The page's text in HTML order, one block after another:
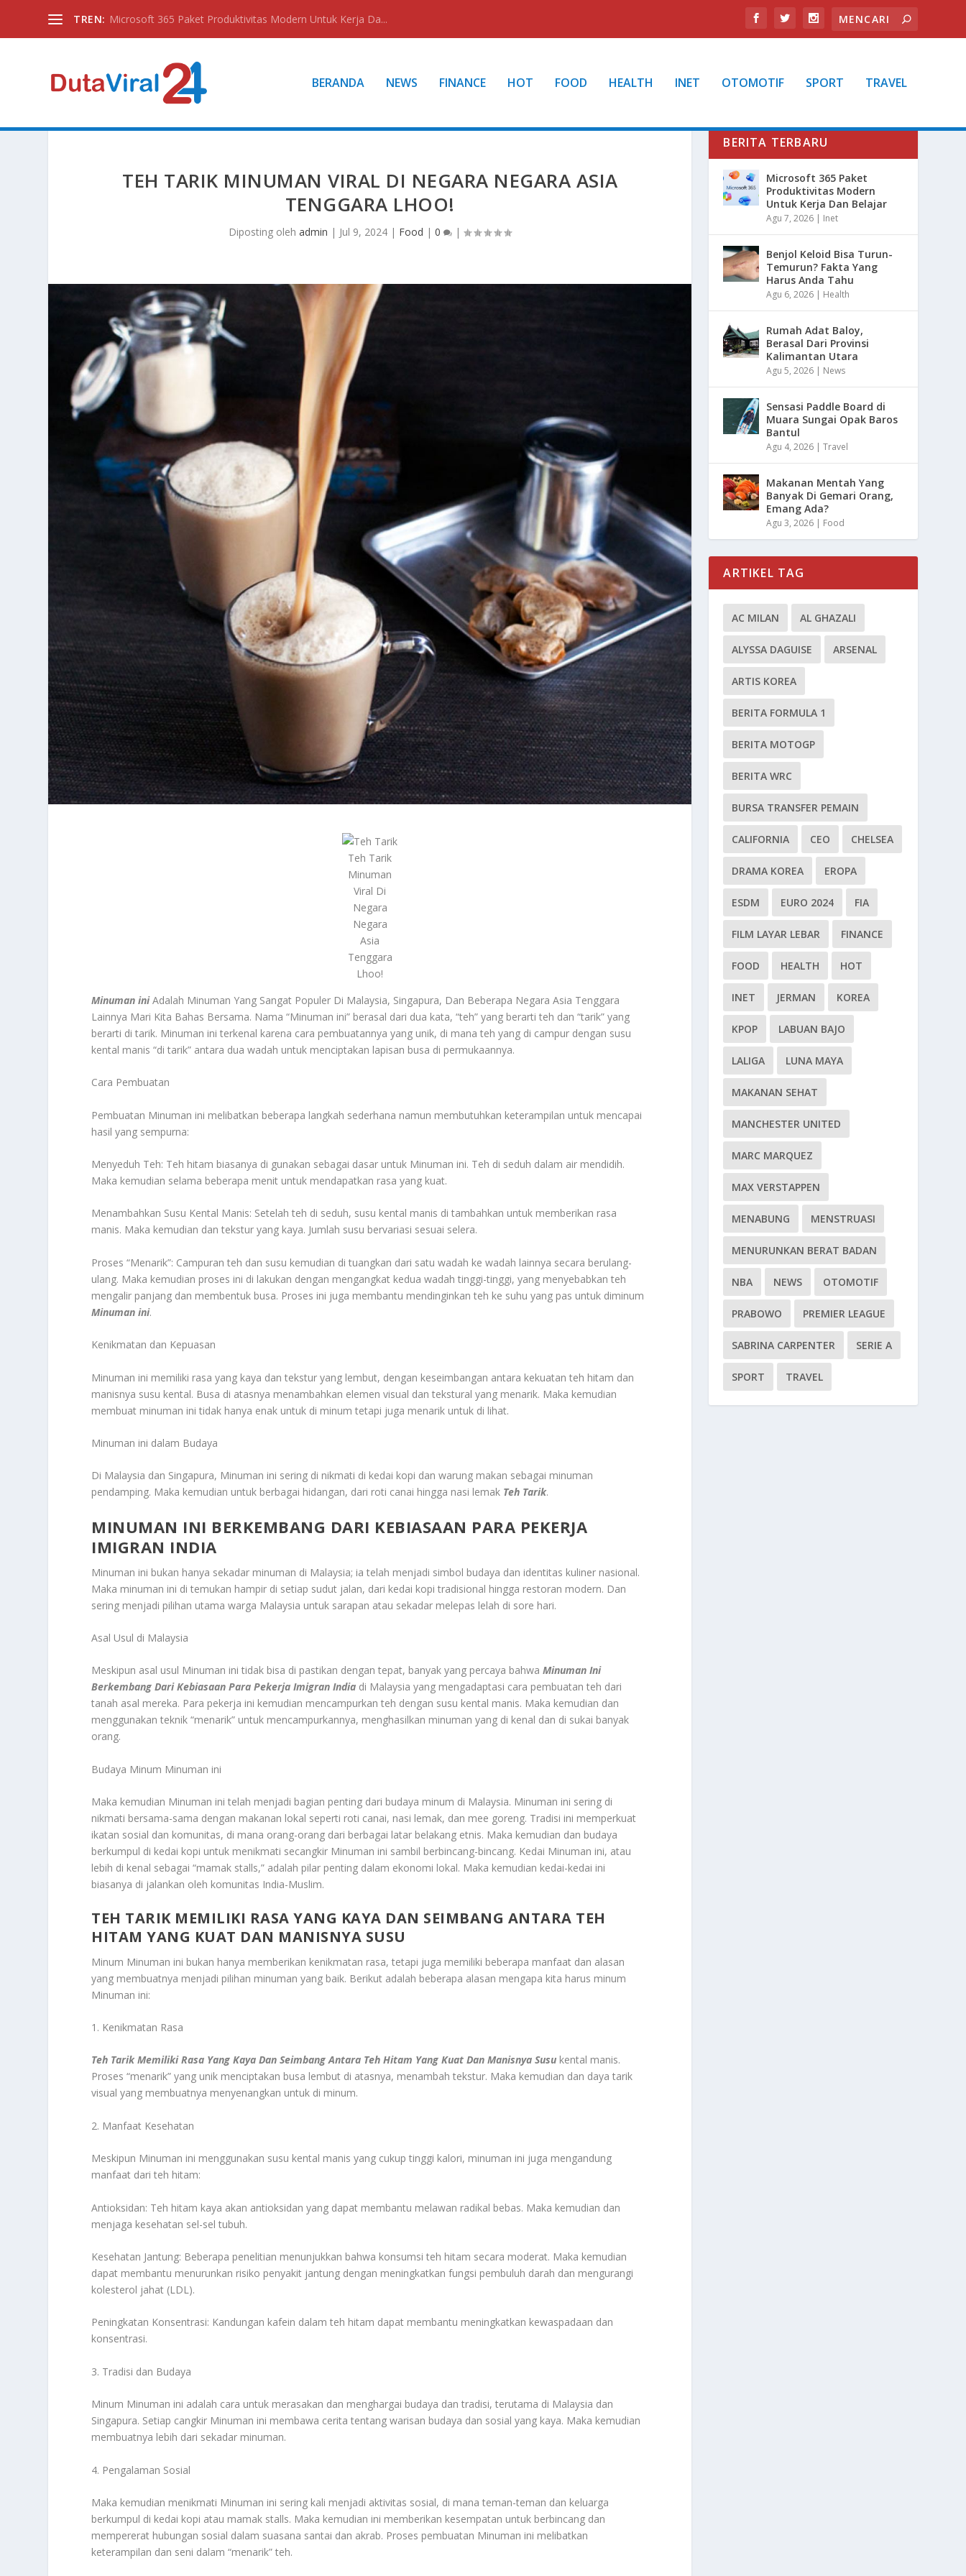
TREN: Microsoft 365 Paket Produktivitas Modern Untuk Kerja Da...
BERANDA NEWS FINANCE HOT FOOD HEALTH INET OTOMOTIF SPORT TRAVEL
TEH TARIK MINUMAN VIRAL DI NEGARA NEGARA ASIA
TENGGARA LHOO!
Diposting olehadmin | Jul 9, 2024 | Food |0 |
Teh Tarik
Minuman
Viral Di
Negara
Negara
Asia
Tenggara
Lhoo!
Minuman iniAdalah Minuman Yang Sangat Populer Di Malaysia, Singapura, Dan Beberapa Negara Asia Tenggara
Lainnya Mari Kita Bahas Bersama. Nama “Minuman ini” berasal dari dua kata, “teh” yang berarti teh dan “tarik” yang
berarti di tarik. Minuman ini terkenal karena cara pembuatannya yang unik, di mana teh yang di campur dengan susu
kental manis “di tarik” antara dua wadah untuk menciptakan lapisan busa di permukaannya.
Cara Pembuatan
Pembuatan Minuman ini melibatkan beberapa langkah sederhana namun membutuhkan keterampilan untuk mencapai
hasil yang sempurna:
Menyeduh Teh: Teh hitam biasanya di gunakan sebagai dasar untuk Minuman ini. Teh di seduh dalam air mendidih.
Maka kemudian selama beberapa menit untuk mendapatkan rasa yang kuat.
Menambahkan Susu Kental Manis: Setelah teh di seduh, susu kental manis di tambahkan untuk memberikan rasa
manis. Maka kemudian dan tekstur yang kaya. Jumlah susu bervariasi sesuai selera.
Proses “Menarik”: Campuran teh dan susu kemudian di tuangkan dari satu wadah ke wadah lainnya secara berulang-
ulang. Maka kemudian proses ini di lakukan dengan mengangkat kedua wadah tinggi-tinggi, yang menyebabkan teh
mengalir panjang dan membentuk busa. Proses ini juga membantu mendinginkan teh ke suhu yang pas untuk diminum
Minuman ini.
Kenikmatan dan Kepuasan
Minuman ini memiliki rasa yang kaya dan tekstur yang lembut, dengan keseimbangan antara kekuatan teh hitam dan
manisnya susu kental. Busa di atasnya menambahkan elemen visual dan tekstural yang menarik. Maka kemudian
membuat minuman ini tidak hanya enak untuk di minum tetapi juga menarik untuk di lihat.
Minuman ini dalam Budaya
Di Malaysia dan Singapura, Minuman ini sering di nikmati di kedai kopi dan warung makan sebagai minuman
pendamping. Maka kemudian untuk berbagai hidangan, dari roti canai hingga nasi lemak Teh Tarik.
MINUMAN INI BERKEMBANG DARI KEBIASAAN PARA PEKERJA
IMIGRAN INDIA
Minuman ini bukan hanya sekadar minuman di Malaysia; ia telah menjadi simbol budaya dan identitas kuliner nasional.
Maka minuman ini di temukan hampir di setiap sudut jalan, dari kedai kopi tradisional hingga restoran modern. Dan
sering menjadi pilihan utama warga Malaysia untuk sarapan atau sekadar melepas lelah di sore hari.
Asal Usul di Malaysia
Meskipun asal usul Minuman ini tidak bisa di pastikan dengan tepat, banyak yang percaya bahwaMinuman Ini
Berkembang Dari Kebiasaan Para Pekerja Imigran India di Malaysia yang mengadaptasi cara pembuatan teh dari
tanah asal mereka. Para pekerja ini kemudian mencampurkan teh dengan susu kental manis. Maka kemudian dan
menggunakan teknik “menarik” untuk mencampurkannya, menghasilkan minuman yang di kenal dan di sukai banyak
orang.
Budaya Minum Minuman ini
Maka kemudian Minuman ini telah menjadi bagian penting dari budaya minum di Malaysia. Minuman ini sering di
nikmati bersama-sama dengan makanan lokal seperti roti canai, nasi lemak, dan mee goreng. Tradisi ini memperkuat
ikatan sosial dan komunitas, di mana orang-orang dari berbagai latar belakang etnis. Maka kemudian dan budaya
berkumpul di kedai kopi untuk menikmati secangkir Minuman ini sambil berbincang-bincang. Kedai Minuman ini, atau
lebih di kenal sebagai “mamak stalls,” adalah pilar penting dalam ekonomi lokal. Maka kemudian kedai-kedai ini
biasanya di jalankan oleh komunitas India-Muslim.
TEH TARIK MEMILIKI RASA YANG KAYA DAN SEIMBANG ANTARA TEH
HITAM YANG KUAT DAN MANISNYA SUSU
Minum Minuman ini bukan hanya memberikan kenikmatan rasa, tetapi juga memiliki beberapa manfaat dan alasan
yang membuatnya menjadi pilihan minuman yang baik. Berikut adalah beberapa alasan mengapa kita harus minum
Minuman ini:
1. Kenikmatan Rasa
Teh Tarik Memiliki Rasa Yang Kaya Dan Seimbang Antara Teh Hitam Yang Kuat Dan Manisnya Susu kental manis.
Proses “menarik” yang unik menciptakan busa lembut di atasnya, menambah tekstur. Maka kemudian dan daya tarik
visual yang membuatnya menyenangkan untuk di minum.
2. Manfaat Kesehatan
Meskipun Minuman ini menggunakan susu kental manis yang cukup tinggi kalori, minuman ini juga mengandung
manfaat dari teh hitam:
Antioksidan: Teh hitam kaya akan antioksidan yang dapat membantu melawan radikal bebas. Maka kemudian dan
menjaga kesehatan sel-sel tubuh.
Kesehatan Jantung: Beberapa penelitian menunjukkan bahwa konsumsi teh hitam secara moderat. Maka kemudian
dapat membantu menurunkan risiko penyakit jantung dengan meningkatkan fungsi pembuluh darah dan mengurangi
kolesterol jahat (LDL).
Peningkatan Konsentrasi: Kandungan kafein dalam teh hitam dapat membantu meningkatkan kewaspadaan dan
konsentrasi.
3. Tradisi dan Budaya
Minum Minuman ini adalah cara untuk merasakan dan menghargai budaya dan tradisi, terutama di Malaysia dan
Singapura. Setiap cangkir Minuman ini membawa cerita tentang warisan budaya dan sosial yang kaya. Maka kemudian
membuatnya lebih dari sekadar minuman.
4. Pengalaman Sosial
Maka kemudian menikmati Minuman ini sering kali menjadi aktivitas sosial, di mana teman-teman dan keluarga
berkumpul di kedai kopi atau mamak stalls. Maka kemudian ini memberikan kesempatan untuk berbincang dan
mempererat hubungan sosial dalam suasana santai dan akrab. Proses pembuatan Minuman ini melibatkan
keterampilan dan seni dalam “menarik” teh.
BERITA TERBARU
Microsoft 365 Paket
Produktivitas Modern
Untuk Kerja Dan Belajar
Agu 7, 2026 | Inet
Benjol Keloid Bisa Turun-
Temurun? Fakta Yang
Harus Anda Tahu
Agu 6, 2026 | Health
Rumah Adat Baloy,
Berasal Dari Provinsi
Kalimantan Utara
Agu 5, 2026 | News
Sensasi Paddle Board di
Muara Sungai Opak Baros
Bantul
Agu 4, 2026 |Travel
Makanan Mentah Yang
Banyak Di Gemari Orang,
Emang Ada?
Agu 3, 2026 | Food
ARTIKEL TAG
AC MILAN AL GHAZALI
ALYSSA DAGUISE ARSENAL
ARTIS KOREA
BERITA FORMULA 1
BERITA MOTOGP
BERITA WRC
BURSA TRANSFER PEMAIN
CALIFORNIA CEO CHELSEA
DRAMA KOREA EROPA
ESDM EURO 2024 FIA
FILM LAYAR LEBAR FINANCE
FOOD HEALTH HOT
INET JERMAN KOREA
KPOP LABUAN BAJO
LALIGA LUNA MAYA
MAKANAN SEHAT
MANCHESTER UNITED
MARC MARQUEZ
MAX VERSTAPPEN
MENABUNG MENSTRUASI
MENURUNKAN BERAT BADAN
NBA NEWS OTOMOTIF
PRABOWO PREMIER LEAGUE
SABRINA CARPENTER SERIE A
SPORT TRAVEL